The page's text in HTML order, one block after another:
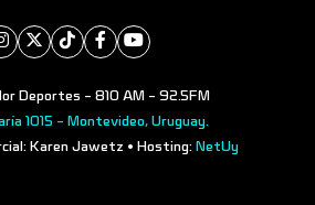
Deportes - 810 AM - 92.5FM
1015 - Montevideo, Uruguay.
Karen Jawetz • Hosting: NetUy